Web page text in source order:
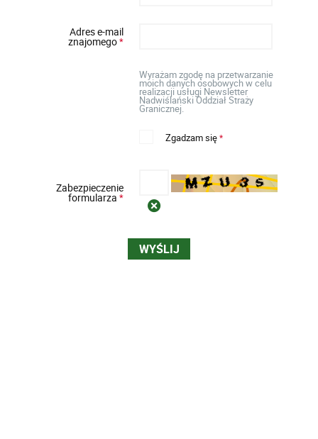
Adres e-mail
znajomego*
Wyrażam zgodę na przetwarzanie
moich danych osobowych w celu
realizacji usługi Newsletter
Nadwiślański Oddział Straży
Granicznej.
Zgadzam się*
Zabezpieczenie
formularza*